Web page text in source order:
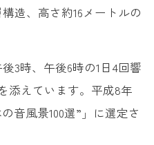
造、高さ約16メートルの
3時、午後6時の1日4回響
添えています。平成8年
音風景100選”」に選定さ